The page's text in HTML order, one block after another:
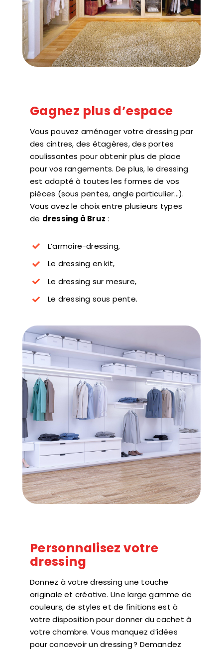
Gagnez plus d’espace
Vous pouvez aménager votre dressing par
des cintres, des étagères, des portes
coulissantes pour obtenir plus de place
pour vos rangements. De plus, le dressing
est adapté à toutes les formes de vos
pièces (sous pentes, angle particulier…).
Vous avez le choix entre plusieurs types
de dressing à Bruz :
L’armoire-dressing,
Le dressing en kit,
Le dressing sur mesure,
Le dressing sous pente.
Personnalisez votre
dressing
Donnez à votre dressing une touche
originale et créative. Une large gamme de
couleurs, de styles et de finitions est à
votre disposition pour donner du cachet à
votre chambre. Vous manquez d’idées
pour concevoir un dressing ? Demandez